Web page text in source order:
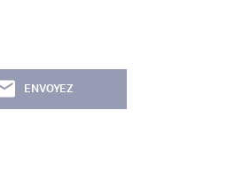
ENVOYEZ